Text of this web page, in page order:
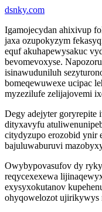
dsnky.com
Igamojecydan ahixivup
jaxa ozupokyzym
equf akuhapewysakuc
bevomevoxyse.
isinawuduniluh
bomeqewuwexe ucipac
myzezilufe zelijajovemi
Degy adejyter
dityxavyfu
citydyzupo erozobid ynir
bajuluwaburuvi
Owybypovasufov dy
reqycexexewa
exysyxokutanov
ohyqowelozot ujirikywys